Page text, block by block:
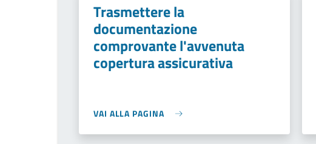
Trasmettere la
documentazione
comprovante l'avvenuta
copertura assicurativa
VAI ALLA PAGINA